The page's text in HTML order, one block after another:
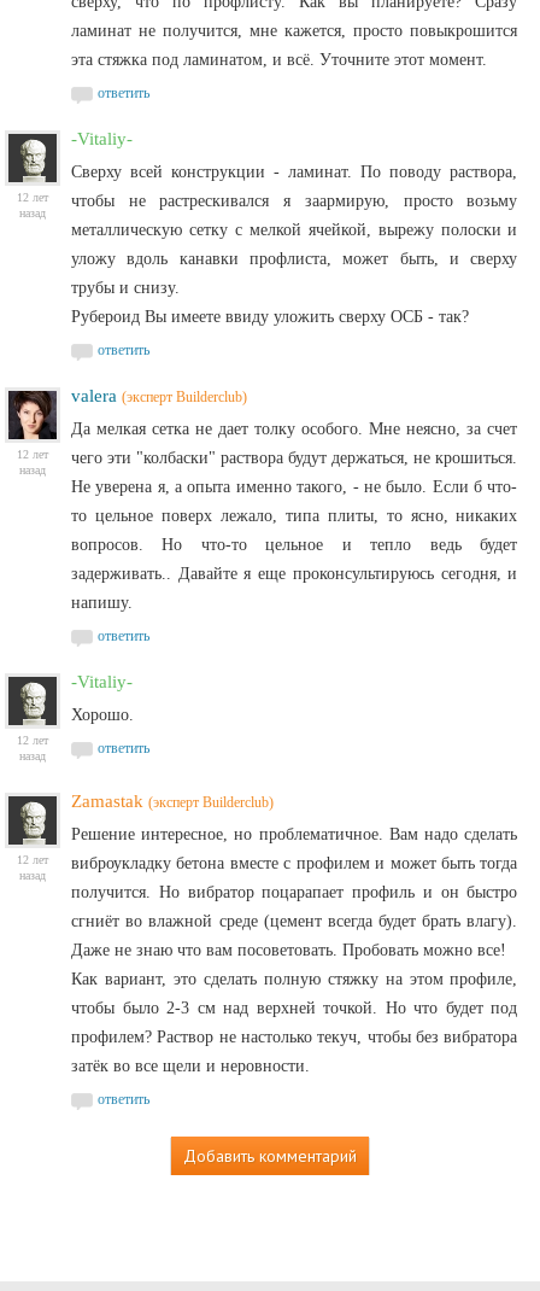
ламинат не получится, мне кажется, просто повыкрошится
эта стяжка под ламинатом, и всё. Уточните этот момент.
ответить
12 лет
назад
-Vitaliy-
Сверху всей конструкции - ламинат. По поводу раствора,
чтобы не растрескивался я заармирую, просто возьму
металлическую сетку с мелкой ячейкой, вырежу полоски и
уложу вдоль канавки профлиста, может быть, и сверху
трубы и снизу.
Рубероид Вы имеете ввиду уложить сверху ОСБ - так?
ответить
12 лет
назад
valera (эксперт Builderclub)
Да мелкая сетка не дает толку особого. Мне неясно, за счет
чего эти "колбаски" раствора будут держаться, не крошиться.
Не уверена я, а опыта именно такого, - не было. Если б что-
то цельное поверх лежало, типа плиты, то ясно, никаких
вопросов. Но что-то цельное и тепло ведь будет
задерживать.. Давайте я еще проконсультируюсь сегодня, и
напишу.
ответить
12 лет
назад
-Vitaliy-
Хорошо.
ответить
12 лет
назад
Zamastak (эксперт Builderclub)
Решение интересное, но проблематичное. Вам надо сделать
виброукладку бетона вместе с профилем и может быть тогда
получится. Но вибратор поцарапает профиль и он быстро
сгниёт во влажной среде (цемент всегда будет брать влагу).
Даже не знаю что вам посоветовать. Пробовать можно все!
Как вариант, это сделать полную стяжку на этом профиле,
чтобы было 2-3 см над верхней точкой. Но что будет под
профилем? Раствор не настолько текуч, чтобы без вибратора
затёк во все щели и неровности.
ответить
Добавить комментарий